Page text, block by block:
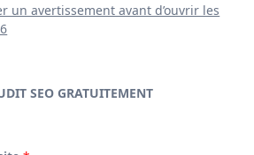
un avertissement avant d’ouvrir les
SEO GRATUITEMENT